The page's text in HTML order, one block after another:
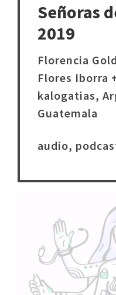
Señoras
2019
Florencia
Flores Iborra
kalogatias,
Guatemala
audio,